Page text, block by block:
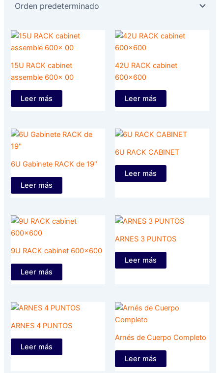
15U RACK cabinet
assemble 600x 00
Leer más
42U RACK cabinet
600×600
Leer más
6U Gabinete RACK de 19″
Leer más
6U RACK CABINET
Leer más
9U RACK cabinet 600×600
Leer más
ARNES 3 PUNTOS
Leer más
ARNES 4 PUNTOS
Leer más
Arnés de Cuerpo Completo
Leer más